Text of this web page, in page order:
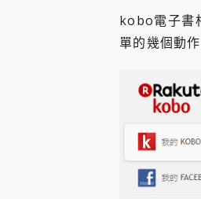
kobo電子書
單的幾個動